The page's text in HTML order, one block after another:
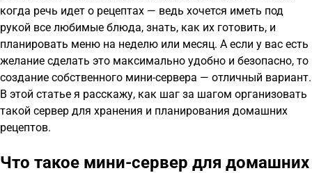
когда речь идет о рецептах — ведь хочется иметь под
рукой все любимые блюда, знать, как их готовить, и
планировать меню на неделю или месяц. А если у вас есть
желание сделать это максимально удобно и безопасно, то
создание собственного мини-сервера — отличный вариант.
В этой статье я расскажу, как шаг за шагом организовать
такой сервер для хранения и планирования домашних
рецептов.
Что такое мини-сервер для домашних